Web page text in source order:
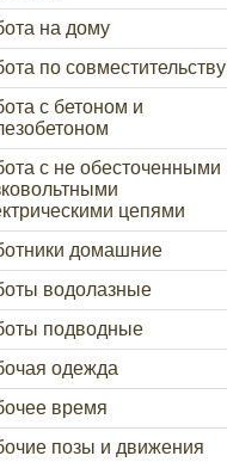
на дому
по совместительству
с бетоном и
с не обесточенными
цепями
домашние
водолазные
подводные
одежда
время
позы и движения